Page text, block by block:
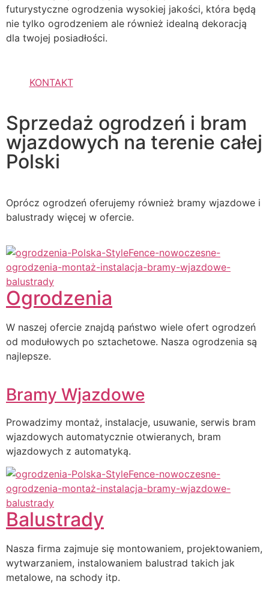
futurystyczne ogrodzenia wysokiej jakości, która będą
nie tylko ogrodzeniem ale również idealną dekoracją
dla twojej posiadłości.
KONTAKT
Sprzedaż ogrodzeń i bram
wjazdowych na terenie całej
Polski
Oprócz ogrodzeń oferujemy również bramy wjazdowe i
balustrady więcej w ofercie.
Ogrodzenia
W naszej ofercie znajdą państwo wiele ofert ogrodzeń
od modułowych po sztachetowe. Nasza ogrodzenia są
najlepsze.
Bramy Wjazdowe
Prowadzimy montaż, instalacje, usuwanie, serwis bram
wjazdowych automatycznie otwieranych, bram
wjazdowych z automatyką.
Balustrady
Nasza firma zajmuje się montowaniem, projektowaniem,
wytwarzaniem, instalowaniem balustrad takich jak
metalowe, na schody itp.